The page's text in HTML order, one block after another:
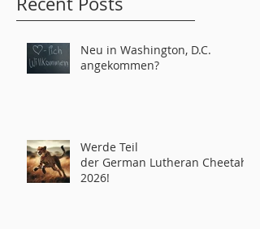
Neu in Washington, D.C.
angekommen?
Werde Teil
der German Lutheran Cheetahs
2026!